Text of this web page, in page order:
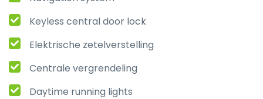
Keyless central door lock
Elektrische zetelverstelling
Centrale vergrendeling
Daytime running lights